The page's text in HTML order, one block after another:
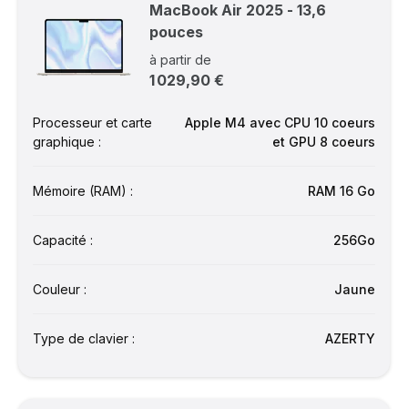
MacBook Air 2025 - 13,6
pouces
à partir de
1 029,90 €
Processeur et carte
graphique :
Apple M4 avec CPU 10 coeurs
et GPU 8 coeurs
Mémoire (RAM) : RAM 16 Go
Capacité : 256Go
Couleur : Jaune
Type de clavier : AZERTY